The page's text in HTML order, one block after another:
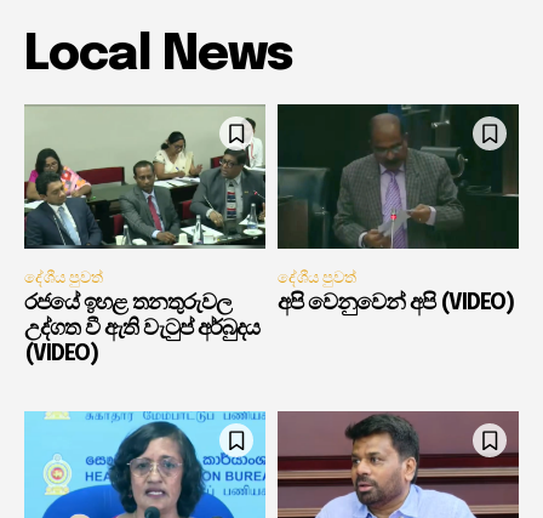
Local News
දේශීය පුවත්
රජයේ ඉහළ තනතුරුවල
උද්ගත වී ඇති වැටුප් අර්බුදය
(VIDEO)
දේශීය පුවත්
අපි වෙනුවෙන් අපි (VIDEO)